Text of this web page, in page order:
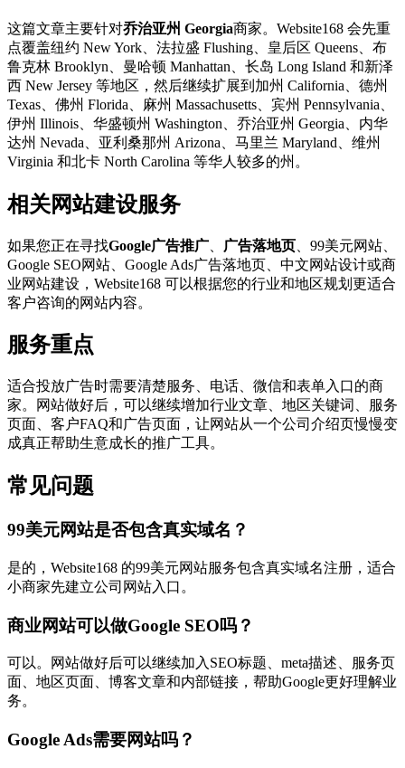
这篇文章主要针对乔治亚州 Georgia商家。Website168 会先重
点覆盖纽约 New York、法拉盛 Flushing、皇后区 Queens、布
鲁克林 Brooklyn、曼哈顿 Manhattan、长岛 Long Island 和新泽
西 New Jersey 等地区，然后继续扩展到加州 California、德州
Texas、佛州 Florida、麻州 Massachusetts、宾州 Pennsylvania、
伊州 Illinois、华盛顿州 Washington、乔治亚州 Georgia、内华
达州 Nevada、亚利桑那州 Arizona、马里兰 Maryland、维州
Virginia 和北卡 North Carolina 等华人较多的州。
相关网站建设服务
如果您正在寻找Google广告推广 广告落地页 、99美元网站、
Google SEO网站、Google Ads广告落地页、中文网站设计或商
业网站建设，Website168 可以根据您的行业和地区规划更适合
客户咨询的网站内容。
服务重点
适合投放广告时需要清楚服务、电话、微信和表单入口的商
家。网站做好后，可以继续增加行业文章、地区关键词、服务
页面、客户FAQ和广告页面，让网站从一个公司介绍页慢慢变
成真正帮助生意成长的推广工具。
常见问题
99美元网站是否包含真实域名？
是的，Website168 的99美元网站服务包含真实域名注册，适合
小商家先建立公司网站入口。
商业网站可以做Google SEO吗？
可以。网站做好后可以继续加入SEO标题、meta描述、服务页
面、地区页面、博客文章和内部链接，帮助Google更好理解业
务。
Google Ads需要网站吗？